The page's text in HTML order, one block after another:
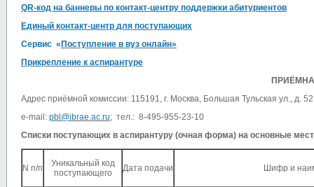
QR-код на баннеры по контакт-центру поддержки абитуриентов
Единый контакт-центр для поступающих
Сервис « Поступление в вуз онлайн»
Прикрепление к аспирантуре
Адрес приёмной комиссии: 115191, г. Москва, Большая Тульская ул., д. 52
e-mail: pbl@ibrae.ac.ru; тел.: 8-495-955-23-10
Списки поступающих в аспирантуру (очная форма) на основные
N п/п
Уникальный код
поступающего
Дата подачи Шифр и